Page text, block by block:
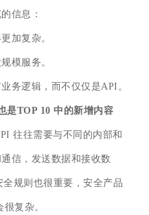
信息：
加复杂。
模服务。
务逻辑，而不仅仅是API。
是TOP 10 中的新增内容
往往需要与不同的内部和
信，发送数据和接收数
规则也很重要，安全产品
复杂。